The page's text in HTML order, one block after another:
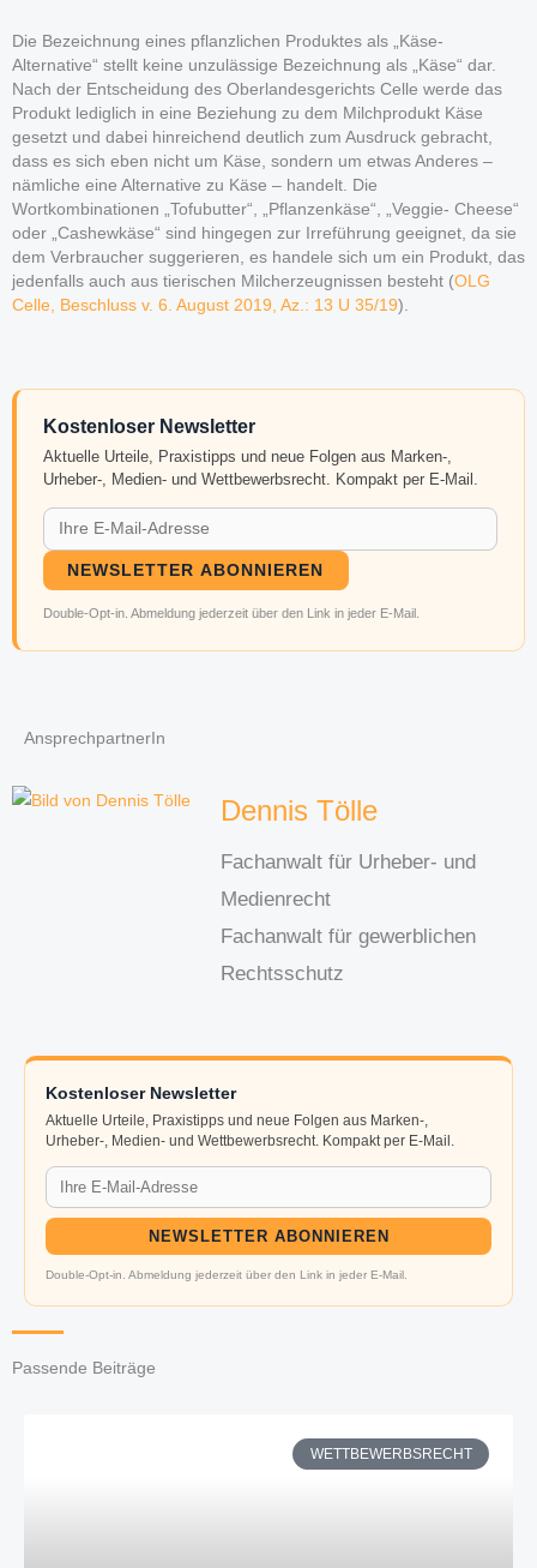
Die Bezeichnung eines pflanzlichen Produktes als „Käse-
Alternative“ stellt keine unzulässige Bezeichnung als „Käse“ dar.
Nach der Entscheidung des Oberlandesgerichts Celle werde das
Produkt lediglich in eine Beziehung zu dem Milchprodukt Käse
gesetzt und dabei hinreichend deutlich zum Ausdruck gebracht,
dass es sich eben nicht um Käse, sondern um etwas Anderes –
nämliche eine Alternative zu Käse – handelt. Die
Wortkombinationen „Tofubutter“, „Pflanzenkäse“, „Veggie- Cheese“
oder „Cashewkäse“ sind hingegen zur Irreführung geeignet, da sie
dem Verbraucher suggerieren, es handele sich um ein Produkt, das
jedenfalls auch aus tierischen Milcherzeugnissen besteht (OLG
Celle, Beschluss v. 6. August 2019, Az.: 13 U 35/19).
Kostenloser Newsletter
Aktuelle Urteile, Praxistipps und neue Folgen aus Marken-,
Urheber-, Medien- und Wettbewerbsrecht. Kompakt per E-Mail.
NEWSLETTER ABONNIEREN
Double-Opt-in. Abmeldung jederzeit über den Link in jeder E-Mail.
AnsprechpartnerIn
Dennis Tölle
Fachanwalt für Urheber- und
Medienrecht
Fachanwalt für gewerblichen
Rechtsschutz
Kostenloser Newsletter
Aktuelle Urteile, Praxistipps und neue Folgen aus Marken-,
Urheber-, Medien- und Wettbewerbsrecht. Kompakt per E-Mail.
NEWSLETTER ABONNIEREN
Double-Opt-in. Abmeldung jederzeit über den Link in jeder E-Mail.
Passende Beiträge
WETTBEWERBSRECHT